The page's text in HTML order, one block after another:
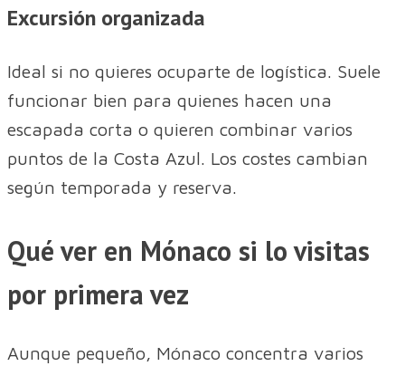
Excursión organizada
Ideal si no quieres ocuparte de logística. Suele
funcionar bien para quienes hacen una
escapada corta o quieren combinar varios
puntos de la Costa Azul. Los costes cambian
según temporada y reserva.
Qué ver en Mónaco si lo visitas
por primera vez
Aunque pequeño, Mónaco concentra varios